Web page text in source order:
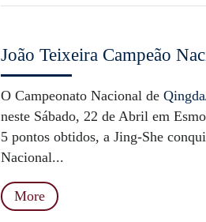
João Teixeira Campeão
O Campeonato Nacional de Qingda
neste Sábado, 22 de Abril em
5 pontos obtidos, a Jing-She
Nacional...
More